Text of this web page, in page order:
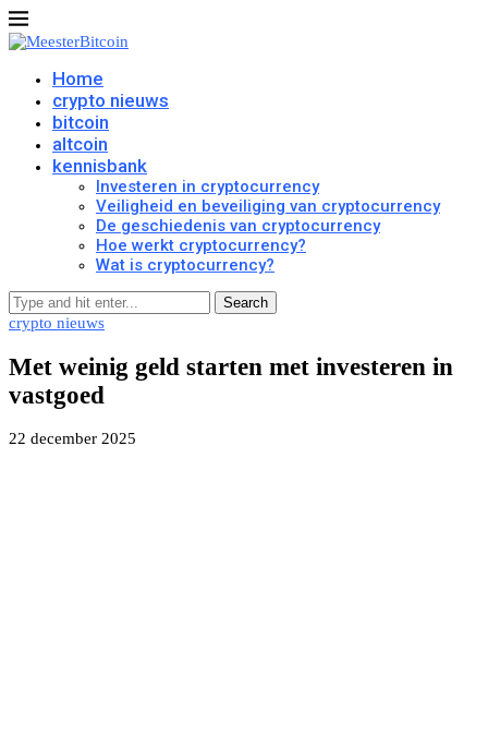
Home
crypto nieuws
bitcoin
altcoin
kennisbank
Investeren in cryptocurrency
Veiligheid en beveiliging van cryptocurrency
De geschiedenis van cryptocurrency
Hoe werkt cryptocurrency?
Wat is cryptocurrency?
Search
crypto nieuws
Met weinig geld starten met investeren in
vastgoed
22 december 2025